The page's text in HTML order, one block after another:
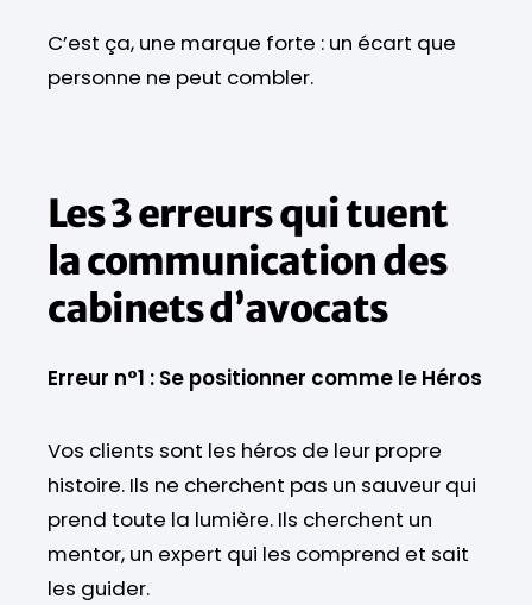
C’est ça, une marque forte : un écart que
personne ne peut combler.
Les 3 erreurs qui tuent
la communication des
cabinets d’avocats
Erreur n°1 : Se positionner comme le Héros
Vos clients sont les héros de leur propre
histoire. Ils ne cherchent pas un sauveur qui
prend toute la lumière. Ils cherchent un
mentor, un expert qui les comprend et sait
les guider.